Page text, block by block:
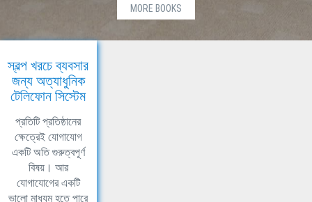
MORE BOOKS
স্বল্প খরচে ব্যবসার
জন্য অত্যাধুনিক
টেলিফোন সিস্টেম
প্রতিটি প্রতিষ্ঠানের
ক্ষেত্রেই যোগাযোগ
একটি অতি গুরুত্বপূর্ণ
বিষয়। আর
যোগাযোগের একটি
ভালো মাধ্যম হতে পারে